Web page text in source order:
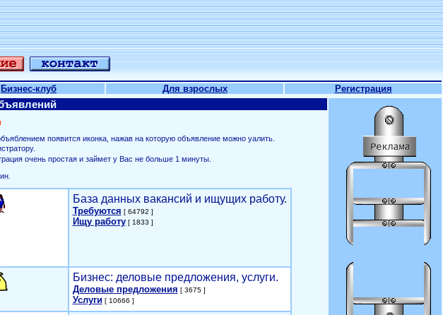
Бизнес-клуб Для взрослых Регистрация
появится иконка, нажав на которую объявление можно уалить.
очень простая и займет у Вас не больше 1 минуты.
База данных вакансий и ищущих работу.
Требуются [ 64792 ]
Ищу работу[ 1833 ]
Бизнес: деловые предложения, услуги.
Деловые предложения [ 3675 ]
Услуги[ 10666 ]